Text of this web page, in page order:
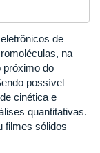
de
na
próximo do
possível
cinética e
quantitativas.
filmes sólidos